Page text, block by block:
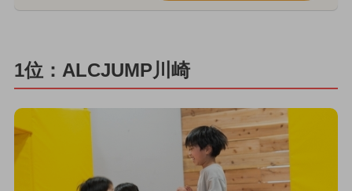
1位：ALCJUMP川崎